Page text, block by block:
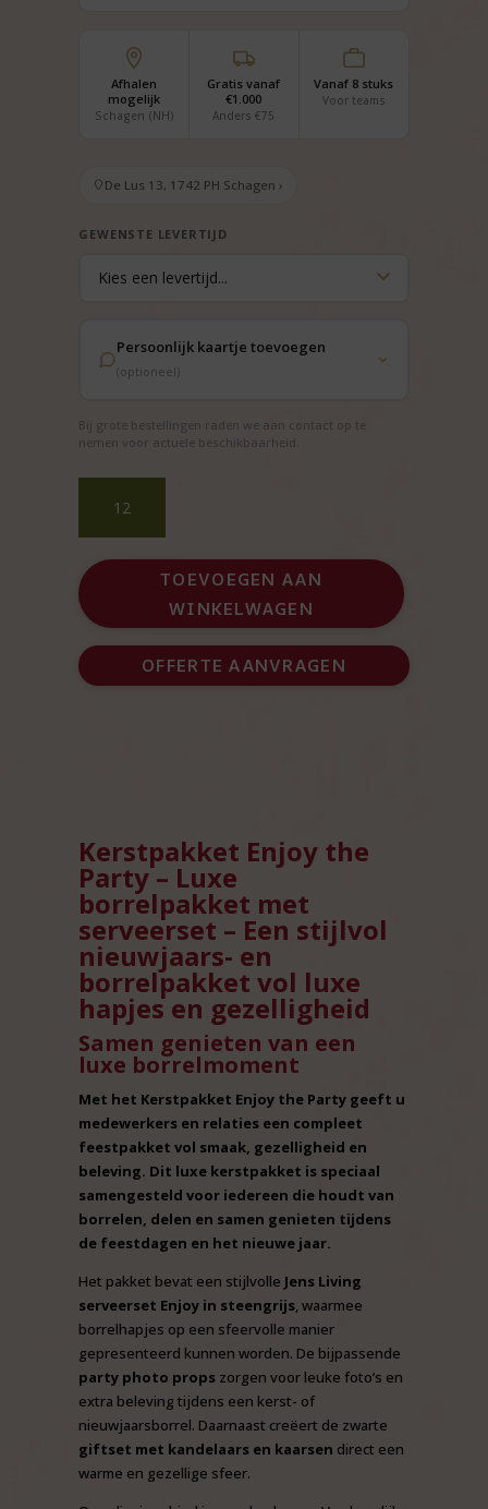
Afhalen
mogelijk
Schagen (NH)
Gratis vanaf
€1.000
Anders €75
Vanaf 8 stuks
Voor teams
De Lus 13, 1742 PH Schagen ›
GEWENSTE LEVERTIJD
Persoonlijk kaartje toevoegen
(optioneel)
Bij grote bestellingen raden we aan contact op te
nemen voor actuele beschikbaarheid.
Enjoy
the
Party
-
Luxe
borrelpakket
met
serveerset
TOEVOEGEN AAN
WINKELWAGEN
OFFERTE AANVRAGEN
Kerstpakket Enjoy the
Party – Luxe
borrelpakket met
serveerset – Een stijlvol
nieuwjaars- en
borrelpakket vol luxe
hapjes en gezelligheid
Samen genieten van een
luxe borrelmoment
Met het Kerstpakket Enjoy the Party geeft u
medewerkers en relaties een compleet
feestpakket vol smaak, gezelligheid en
beleving. Dit luxe kerstpakket is speciaal
samengesteld voor iedereen die houdt van
borrelen, delen en samen genieten tijdens
de feestdagen en het nieuwe jaar.
Het pakket bevat een stijlvolle Jens Living
serveerset Enjoy in steengrijs, waarmee
borrelhapjes op een sfeervolle manier
gepresenteerd kunnen worden. De bijpassende
party photo props zorgen voor leuke foto’s en
extra beleving tijdens een kerst- of
nieuwjaarsborrel. Daarnaast creëert de zwarte
giftset met kandelaars en kaarsen direct een
warme en gezellige sfeer.